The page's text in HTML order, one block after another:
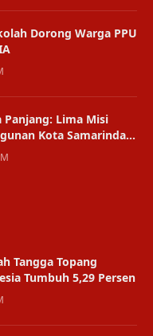
Dorong Warga PPU
Panjang: Lima Misi
Kota Samarinda
Tangga Topang
Tumbuh 5,29 Persen